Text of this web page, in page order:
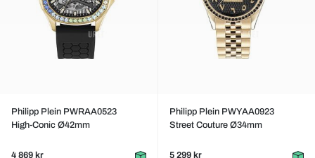
Philipp Plein PWRAA0523
High-Conic Ø42mm
4 869 kr
Philipp Plein PWYAA0923
Street Couture Ø34mm
5 299 kr